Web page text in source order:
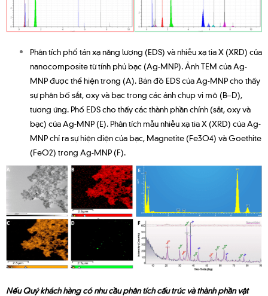
Phân tích phổ tán xạ năng lượng (EDS) và nhiễu xạ tia X (XRD) của
nanocomposite từ tính phủ bạc (Ag-MNP). Ảnh TEM của Ag-
MNP được thể hiện trong (A). Bản đồ EDS của Ag-MNP cho thấy
sự phân bố sắt, oxy và bạc trong các ảnh chụp vi mô (B–D),
tương ứng. Phổ EDS cho thấy các thành phần chính (sắt, oxy và
bạc) của Ag-MNP (E). Phân tích mẫu nhiễu xạ tia X (XRD) của Ag-
MNP chỉ ra sự hiện diện của bạc, Magnetite (Fe3O4) và Goethite
(FeO2) trong Ag-MNP (F).
Nếu Quý khách hàng có nhu cầu phân tích cấu trúc và thành phần vật